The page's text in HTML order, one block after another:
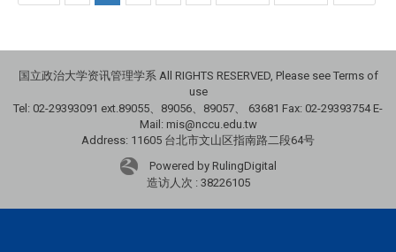
国立政治大学资讯管理学系 All RIGHTS RESERVED, Please see Terms of
use
Tel: 02-29393091 ext.89055、89056、89057、
63681 Fax: 02-29393754 E-
Mail: mis@nccu.edu.tw
Address: 11605 台北市文山区指南路二段64号
Powered by RulingDigital
造访人次 : 38226105